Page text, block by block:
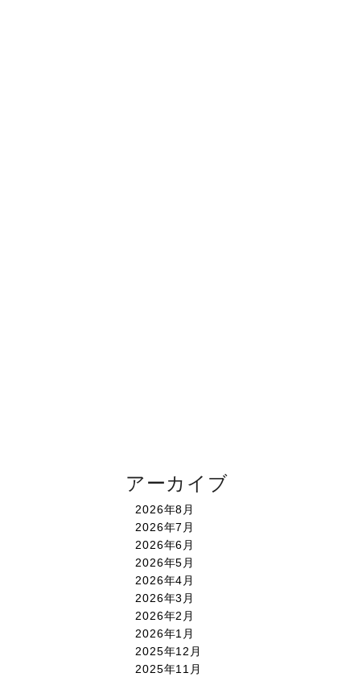
アーカイブ
2026年8月
2026年7月
2026年6月
2026年5月
2026年4月
2026年3月
2026年2月
2026年1月
2025年12月
2025年11月